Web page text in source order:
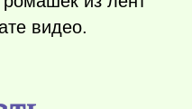
видео.